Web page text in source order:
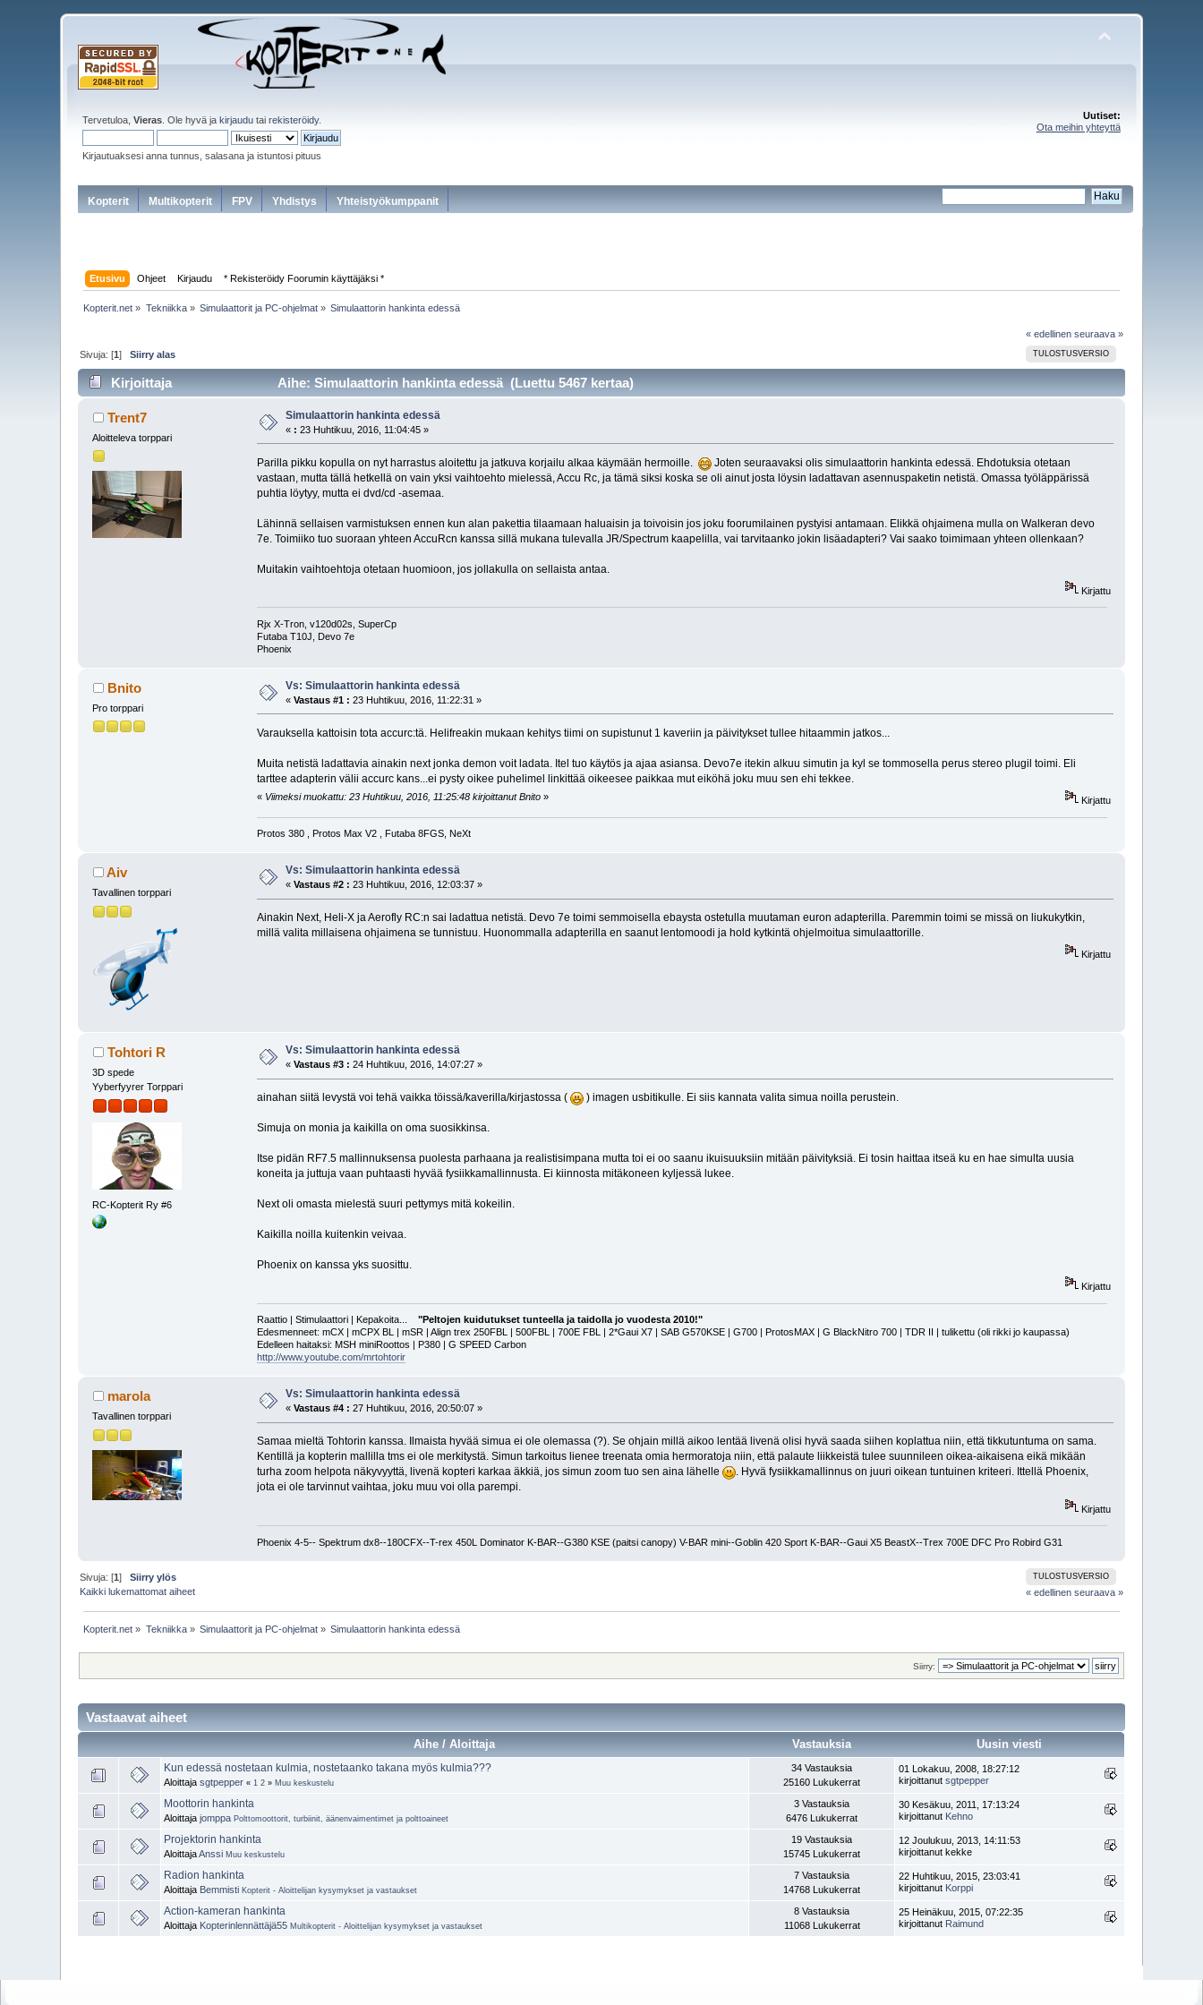
Tervetuloa,Vieras . Ole hyvä jakirjaudu tairekisteröidy.
Kirjautuaksesi anna tunnus, salasana ja istuntosi pituus
Uutiset:
Ota meihin yhteyttä
Kopterit Multikopterit FPV Yhdistys Yhteistyökumppanit
Etusivu Ohjeet Kirjaudu * Rekisteröidy Foorumin käyttäjäksi *
Kopterit.net » Tekniikka» Simulaattorit ja PC-ohjelmat » Simulaattorin hankinta edessä
« edellinen seuraava »
TULOSTUSVERSIO
Sivuja: [1]Siirry alas
Kirjoittaja Aihe: Simulaattorin hankinta edessä (Luettu 5467 kertaa)
Trent7
Aloitteleva torppari
Simulaattorin hankinta edessä
« : 23 Huhtikuu, 2016, 11:04:45 »
Parilla pikku kopulla on nyt harrastus aloitettu ja jatkuva korjailu alkaa käymään hermoille.
Joten seuraavaksi olis simulaattorin hankinta edessä. Ehdotuksia otetaan
vastaan, mutta tällä hetkellä on vain yksi vaihtoehto mielessä, Accu Rc, ja tämä siksi koska se oli ainut josta löysin ladattavan asennuspaketin netistä. Omassa työläppärissä
puhtia löytyy, mutta ei dvd/cd -asemaa.
Lähinnä sellaisen varmistuksen ennen kun alan pakettia tilaamaan haluaisin ja toivoisin jos joku foorumilainen pystyisi antamaan. Elikkä ohjaimena mulla on Walkeran devo
7e. Toimiiko tuo suoraan yhteen AccuRcn kanssa sillä mukana tulevalla JR/Spectrum kaapelilla, vai tarvitaanko jokin lisäadapteri? Vai saako toimimaan yhteen ollenkaan?
Muitakin vaihtoehtoja otetaan huomioon, jos jollakulla on sellaista antaa.
Kirjattu
Rjx X-Tron, v120d02s, SuperCp
Futaba T10J, Devo 7e
Phoenix
Bnito
Pro torppari
Vs: Simulaattorin hankinta edessä
«Vastaus #1 : 23 Huhtikuu, 2016, 11:22:31 »
Varauksella kattoisin tota accurc:tä. Helifreakin mukaan kehitys tiimi on supistunut 1 kaveriin ja päivitykset tullee hitaammin jatkos...
Muita netistä ladattavia ainakin next jonka demon voit ladata. Itel tuo käytös ja ajaa asiansa. Devo7e itekin alkuu simutin ja kyl se tommosella perus stereo plugil toimi. Eli
tarttee adapterin välii accurc kans...ei pysty oikee puhelimel linkittää oikeesee paikkaa mut eiköhä joku muu sen ehi tekkee.
« Viimeksi muokattu: 23 Huhtikuu, 2016, 11:25:48 kirjoittanut Bnito» Kirjattu
Protos 380 , Protos Max V2 , Futaba 8FGS, NeXt
Aiv
Tavallinen torppari
Vs: Simulaattorin hankinta edessä
«Vastaus #2 : 23 Huhtikuu, 2016, 12:03:37 »
Ainakin Next, Heli-X ja Aerofly RC:n sai ladattua netistä. Devo 7e toimi semmoisella ebaysta ostetulla muutaman euron adapterilla. Paremmin toimi se missä on liukukytkin,
millä valita millaisena ohjaimena se tunnistuu. Huonommalla adapterilla en saanut lentomoodi ja hold kytkintä ohjelmoitua simulaattorille.
Kirjattu
Tohtori R
3D spede
Yyberfyyrer Torppari
RC-Kopterit Ry #6
Vs: Simulaattorin hankinta edessä
«Vastaus #3 : 24 Huhtikuu, 2016, 14:07:27 »
ainahan siitä levystä voi tehä vaikka töissä/kaverilla/kirjastossa ( ) imagen usbitikulle. Ei siis kannata valita simua noilla perustein.
Simuja on monia ja kaikilla on oma suosikkinsa.
Itse pidän RF7.5 mallinnuksensa puolesta parhaana ja realistisimpana mutta toi ei oo saanu ikuisuuksiin mitään päivityksiä. Ei tosin haittaa itseä ku en hae simulta uusia
koneita ja juttuja vaan puhtaasti hyvää fysiikkamallinnusta. Ei kiinnosta mitäkoneen kyljessä lukee.
Next oli omasta mielestä suuri pettymys mitä kokeilin.
Kaikilla noilla kuitenkin veivaa.
Phoenix on kanssa yks suosittu.
Kirjattu
Raattio | Stimulaattori | Kepakoita... "Peltojen kuidutukset tunteella ja taidolla jo vuodesta 2010!"
Edesmenneet: mCX | mCPX BL | mSR | Align trex 250FBL | 500FBL | 700E FBL | 2*Gaui X7 | SAB G570KSE | G700 | ProtosMAX | G BlackNitro 700 | TDR II | tulikettu (oli rikki jo kaupassa)
Edelleen haitaksi: MSH miniRoottos | P380 | G SPEED Carbon
http://www.youtube.com/mrtohtorir
marola
Tavallinen torppari
Vs: Simulaattorin hankinta edessä
«Vastaus #4 : 27 Huhtikuu, 2016, 20:50:07 »
Samaa mieltä Tohtorin kanssa. Ilmaista hyvää simua ei ole olemassa (?). Se ohjain millä aikoo lentää livenä olisi hyvä saada siihen koplattua niin, että tikkutuntuma on sama.
Kentillä ja kopterin mallilla tms ei ole merkitystä. Simun tarkoitus lienee treenata omia hermoratoja niin, että palaute liikkeistä tulee suunnileen oikea-aikaisena eikä mikään
turha zoom helpota näkyvyyttä, livenä kopteri karkaa äkkiä, jos simun zoom tuo sen aina lähelle
. Hyvä fysiikkamallinnus on juuri oikean tuntuinen kriteeri. Ittellä Phoenix,
jota ei ole tarvinnut vaihtaa, joku muu voi olla parempi.
Kirjattu
Phoenix 4-5-- Spektrum dx8--180CFX--T-rex 450L Dominator K-BAR--G380 KSE (paitsi canopy) V-BAR mini--Goblin 420 Sport K-BAR--Gaui X5 BeastX--Trex 700E DFC Pro Robird G31
TULOSTUSVERSIO
Sivuja: [1]Siirry ylös
Kaikki lukemattomat aiheet
« edellinen seuraava »
Kopterit.net » Tekniikka» Simulaattorit ja PC-ohjelmat » Simulaattorin hankinta edessä
Siirry:
Vastaavat aiheet
Aihe / Aloittaja Vastauksia Uusin viesti
Kun edessä nostetaan kulmia, nostetaanko takana myös kulmia???
Aloittajasgtpepper «1 2 » Muu keskustelu
34 Vastauksia
25160 Lukukerrat
01 Lokakuu, 2008, 18:27:12
kirjoittanutsgtpepper
Moottorin hankinta
Aloittajajomppa Polttomoottorit, turbiinit, äänenvaimentimet ja polttoaineet
3 Vastauksia
6476 Lukukerrat
30 Kesäkuu, 2011, 17:13:24
kirjoittanut Kehno
Projektorin hankinta
AloittajaAnssi Muu keskustelu
19 Vastauksia
15745 Lukukerrat
12 Joulukuu, 2013, 14:11:53
kirjoittanut kekke
Radion hankinta
Aloittaja Bemmisti Kopterit - Aloittelijan kysymykset ja vastaukset
7 Vastauksia
14768 Lukukerrat
22 Huhtikuu, 2015, 23:03:41
kirjoittanut Korppi
Action-kameran hankinta
Aloittaja Kopterinlennättäjä55 Multikopterit - Aloittelijan kysymykset ja vastaukset
8 Vastauksia
11068 Lukukerrat
25 Heinäkuu, 2015, 07:22:35
kirjoittanut Raimund